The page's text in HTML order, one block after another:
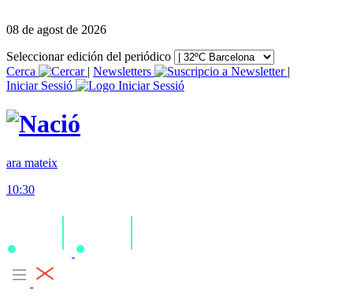
08 de agost de 2026
Seleccionar edición del periódico
Cerca
| Newsletters
|
Iniciar Sessió
ara mateix
10:30